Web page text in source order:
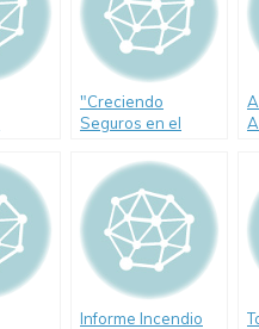
"Creciendo
Seguros en el
Informe Incendio